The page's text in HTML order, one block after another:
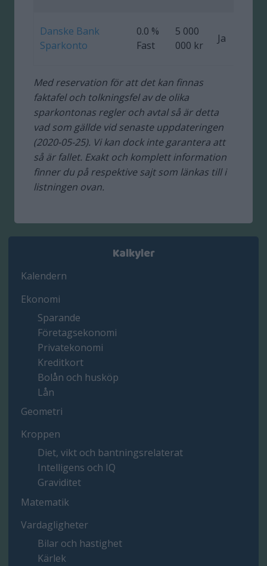
Danske Bank
Sparkonto
0.0 %
Fast
5 000
000 kr
Ja
Med reservation för att det kan finnas
faktafel och tolkningsfel av de olika
sparkontonas regler och avtal så är detta
vad som gällde vid senaste uppdateringen
(2020-05-25). Vi kan dock inte garantera att
så är fallet. Exakt och komplett information
finner du på respektive sajt som länkas till i
listningen ovan.
Kalkyler
Kalendern
Ekonomi
Sparande
Företagsekonomi
Privatekonomi
Kreditkort
Bolån och husköp
Lån
Geometri
Kroppen
Diet, vikt och bantningsrelaterat
Intelligens och IQ
Graviditet
Matematik
Vardagligheter
Bilar och hastighet
Kärlek